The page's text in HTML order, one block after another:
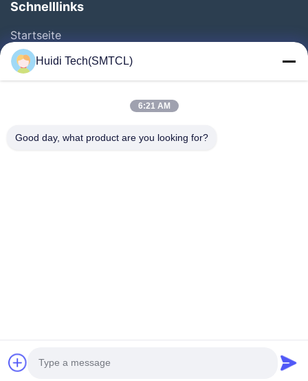
Schnelllinks
Startseite
Produkte
Videos
Fabrik Tour
©2021- Shanghai HD ME Tech Co., Ltd.. . Alle Rechte vorbehalten.
Huidi Tech(SMTCL)
6:21 AM
Good day, what product are you looking for?